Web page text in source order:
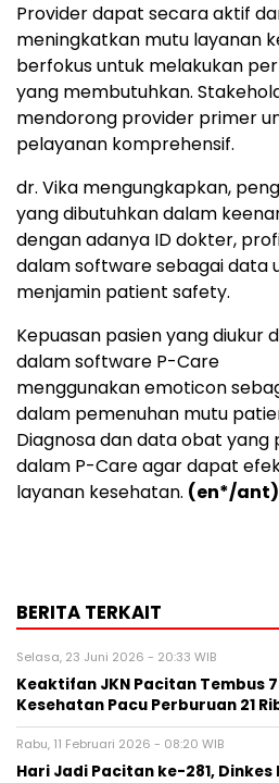
Provider dapat secara aktif
meningkatkan mutu layanan
berfokus untuk melakukan
yang membutuhkan.
mendorong provider primer
pelayanan komprehensif.
dr. Vika mengungkapkan,
yang dibutuhkan dalam
dengan adanya ID dokter,
dalam software sebagai data
menjamin patient safety.
Kepuasan pasien yang diukur
dalam software P-Care
menggunakan emoticon
dalam pemenuhan mutu
Diagnosa dan data obat yang
dalam P-Care agar dapat
layanan kesehatan. (en*/ant)
BERITA TERKAIT
Selasa, 23 Juni 2026 - 20:33 WIB
Keaktifan JKN Pacitan Tembus
Kesehatan Pacu Perburuan 21
Rabu, 11 Februari 2026 - 08:20 WIB
Hari Jadi Pacitan ke-281,